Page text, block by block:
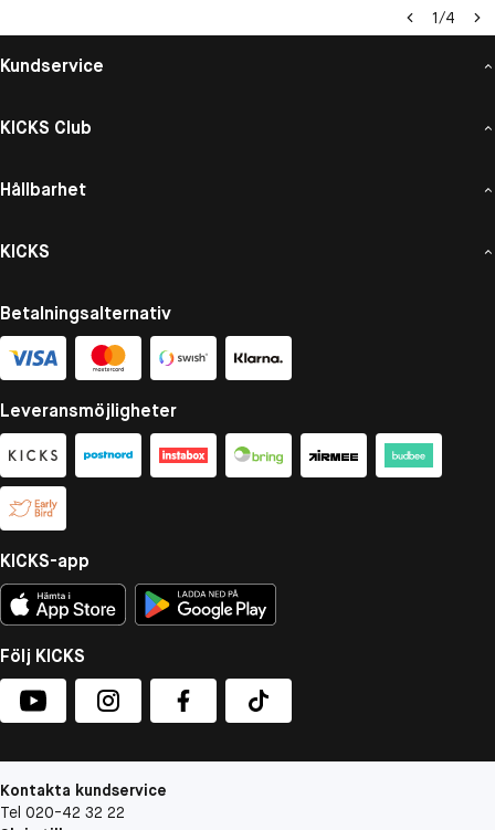
1/4
Kundservice
KICKS Club
Hållbarhet
KICKS
Betalningsalternativ
Leveransmöjligheter
KICKS-app
Följ KICKS
Kontakta kundservice
Tel 020-42 32 22